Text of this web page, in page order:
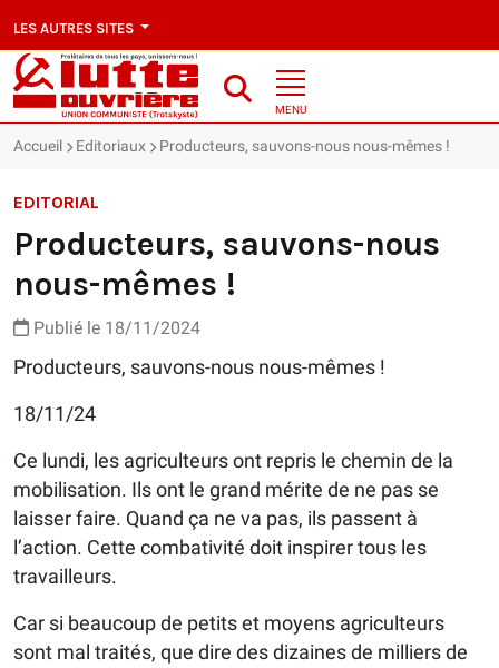
LES AUTRES SITES
MENU
Accueil Editoriaux Producteurs, sauvons-nous nous-mêmes !
EDITORIAL
Producteurs, sauvons-nous
nous-mêmes !
Publié le 18/11/2024
Producteurs, sauvons-nous nous-mêmes !
18/11/24
Ce lundi, les agriculteurs ont repris le chemin de la
mobilisation. Ils ont le grand mérite de ne pas se
laisser faire. Quand ça ne va pas, ils passent à
l’action. Cette combativité doit inspirer tous les
travailleurs.
Car si beaucoup de petits et moyens agriculteurs
sont mal traités, que dire des dizaines de milliers de